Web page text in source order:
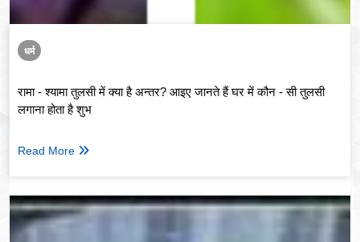
धर्म
रामा - श्यामा तुलसी में क्या है अन्तर? आइए जानते हैं घर में कौन - सी तुलसी
लगाना होता है शुभ
Read More